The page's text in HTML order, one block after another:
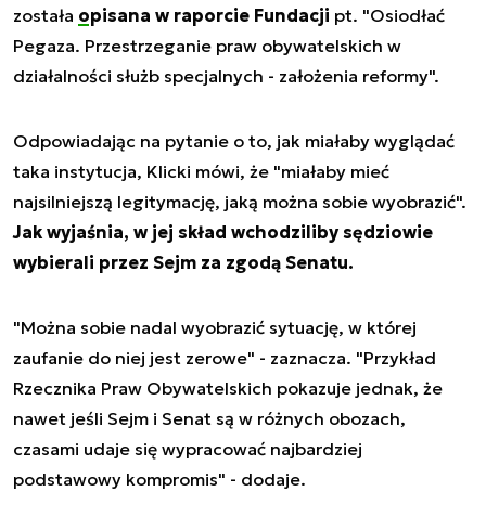
została opisana w raporcie Fundacji pt. "Osiodłać
Pegaza. Przestrzeganie praw obywatelskich w
działalności służb specjalnych - założenia reformy".
Odpowiadając na pytanie o to, jak miałaby wyglądać
taka instytucja, Klicki mówi, że "miałaby mieć
najsilniejszą legitymację, jaką można sobie wyobrazić".
Jak wyjaśnia, w jej skład wchodziliby sędziowie
wybierali przez Sejm za zgodą Senatu.
"Można sobie nadal wyobrazić sytuację, w której
zaufanie do niej jest zerowe" - zaznacza. "Przykład
Rzecznika Praw Obywatelskich pokazuje jednak, że
nawet jeśli Sejm i Senat są w różnych obozach,
czasami udaje się wypracować najbardziej
podstawowy kompromis" - dodaje.